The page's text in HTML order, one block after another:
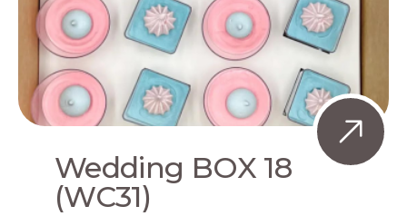
Wedding BOX 18
(WC31)